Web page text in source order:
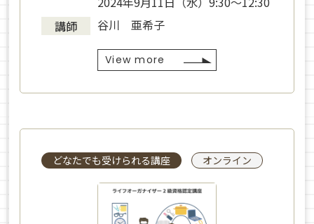
講師
谷川 亜希子
View more
どなたでも受けられる講座 オンライン